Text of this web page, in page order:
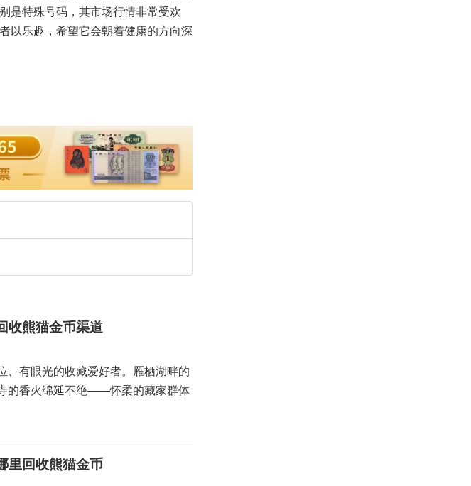
是特殊号码，其市场行情非常受欢
以乐趣，希望它会朝着健康的方向深
收熊猫金币渠道
、有眼光的收藏爱好者。雁栖湖畔的
的香火绵延不绝——怀柔的藏家群体
里回收熊猫金币